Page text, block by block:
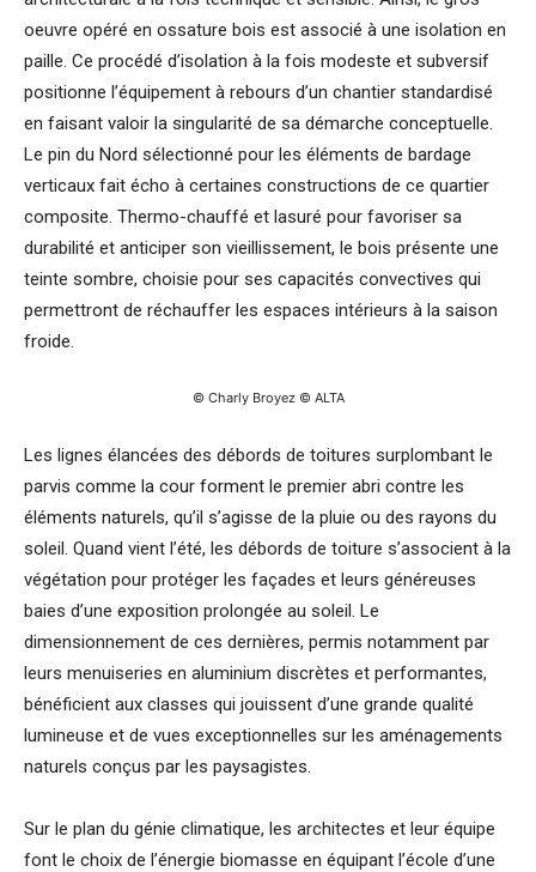
oeuvre opéré en ossature bois est associé à une isolation en
paille. Ce procédé d’isolation à la fois modeste et subversif
positionne l’équipement à rebours d’un chantier standardisé
en faisant valoir la singularité de sa démarche conceptuelle.
Le pin du Nord sélectionné pour les éléments de bardage
verticaux fait écho à certaines constructions de ce quartier
composite. Thermo-chauffé et lasuré pour favoriser sa
durabilité et anticiper son vieillissement, le bois présente une
teinte sombre, choisie pour ses capacités convectives qui
permettront de réchauffer les espaces intérieurs à la saison
froide.
© Charly Broyez © ALTA
Les lignes élancées des débords de toitures surplombant le
parvis comme la cour forment le premier abri contre les
éléments naturels, qu’il s’agisse de la pluie ou des rayons du
soleil. Quand vient l’été, les débords de toiture s’associent à la
végétation pour protéger les façades et leurs généreuses
baies d’une exposition prolongée au soleil. Le
dimensionnement de ces dernières, permis notamment par
leurs menuiseries en aluminium discrètes et performantes,
bénéficient aux classes qui jouissent d’une grande qualité
lumineuse et de vues exceptionnelles sur les aménagements
naturels conçus par les paysagistes.
Sur le plan du génie climatique, les architectes et leur équipe
font le choix de l’énergie biomasse en équipant l’école d’une